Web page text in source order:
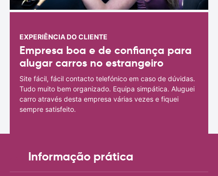
EXPERIÊNCIA DO CLIENTE
Empresa boa e de confiança para
alugar carros no estrangeiro
Site fácil, fácil contacto telefónico em caso de dúvidas.
Tudo muito bem organizado. Equipa simpática. Aluguei
carro através desta empresa várias vezes e fiquei
sempre satisfeito.
Informação prática